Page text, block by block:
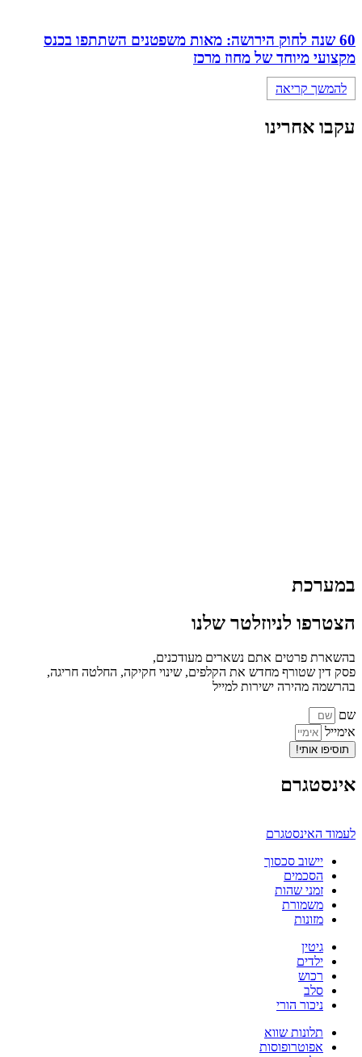
60 שנה לחוק הירושה: מאות משפטנים השתתפו בכנס
מקצועי מיוחד של מחוז מרכז
להמשך קריאה
עקבו אחרינו
במערכת
הצטרפו לניוזלטר שלנו
בהשארת פרטים אתם נשארים מעודכנים,
פסק דין שטורף מחדש את הקלפים, שינוי חקיקה, החלטה חריגה,
בהרשמה מהירה ישירות למייל
שם
אימייל
תוסיפו אותי!
אינסטגרם
לעמוד האינסטגרם
יישוב סכסוך
הסכמים
זמני שהות
משמורת
מזונות
גיטין
ילדים
רכוש
סלב
ניכור הורי
תלונות שווא
אפוטרופוסות